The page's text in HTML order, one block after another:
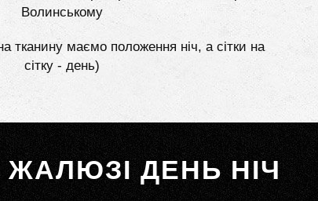
Волинському
тканину маємо положення ніч, а сітки на
сітку - день)
ДЕНЬ НІЧ